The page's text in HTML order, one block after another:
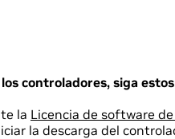
controladores, siga
la Licencia de software de
la descarga del